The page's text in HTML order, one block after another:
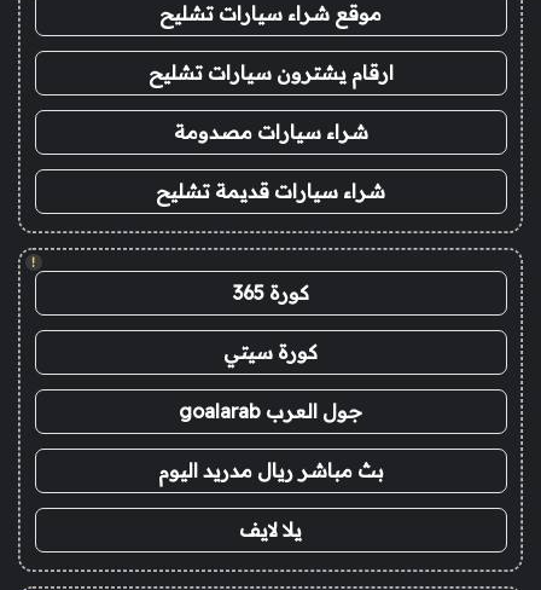
موقع شراء سيارات تشليح
ارقام يشترون سيارات تشليح
شراء سيارات مصدومة
شراء سيارات قديمة تشليح
!
كورة 365
كورة سيتي
جول العرب goalarab
بث مباشر ريال مدريد اليوم
يلا لايف